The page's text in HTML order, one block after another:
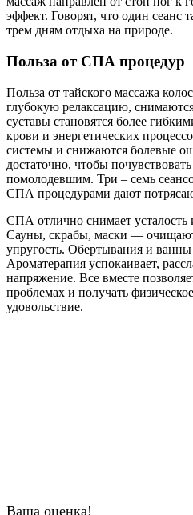
эффект. Говорят, что один сеанс
трем дням отдыха на природе.
Польза от СПА процедур
Польза от тайского массажа
глубокую релаксацию,
суставы становятся более
крови и энергетических
системы и снижаются болевые
достаточно, чтобы
помолодевшим. Три – семь
СПА процедурами дают
СПА отлично снимает усталость
Сауны, скрабы, маски —
упругость. Обертывания и
Ароматерапия успокаивает,
напряжение. Все вместе
проблемах и получать
удовольствие.
Ваша оценка!